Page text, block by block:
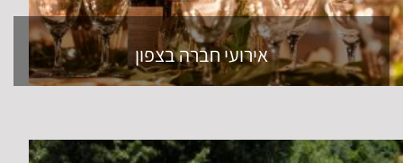
אירועי חברה בצפון